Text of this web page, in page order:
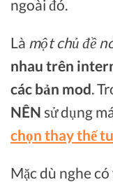
ngoài đó.
Là một chủ đề
nhau trên
các bản mod.
NÊN sử dụng
chọn thay thế
Mặc dù nghe có